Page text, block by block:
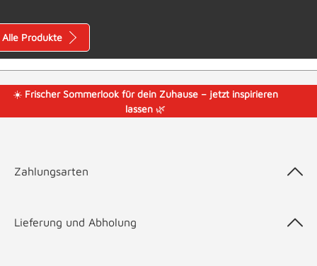
Alle Produkte
☀️ Frischer Sommerlook für dein Zuhause – jetzt inspirieren
lassen🌿
Zahlungsarten
Lieferung und Abholung